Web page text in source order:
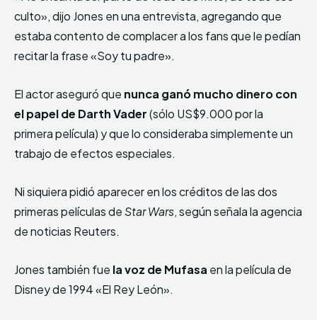
culto», dijo Jones en una entrevista, agregando que
estaba contento de complacer a los fans que le pedían
recitar la frase «Soy tu padre».
El actor aseguró que nunca ganó mucho dinero con
el papel de Darth Vader(sólo US$9.000 por la
primera película) y que lo consideraba simplemente un
trabajo de efectos especiales.
Ni siquiera pidió aparecer en los créditos de las dos
primeras películas de Star Wars, según señala la agencia
de noticias Reuters.
Jones también fue la voz de Mufasa en la película de
Disney de 1994 «El Rey León».